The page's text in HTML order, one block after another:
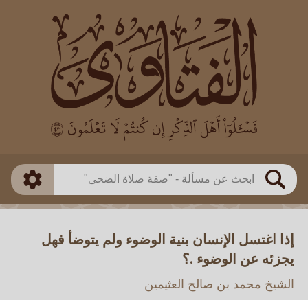
بحث
العالم
بن باز
بن العثيمين
اللجنة الدائمة
طريقة البحث
ذكي
إذا اغتسل الإنسان بنية الوضوء ولم يتوضأ فهل
يجزئه عن الوضوء .؟
الشيخ محمد بن صالح العثيمين